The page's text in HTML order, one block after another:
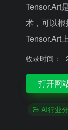
Tensor.Art
术，可以
Tensor.Art
收录时间：
打开网
AI行业